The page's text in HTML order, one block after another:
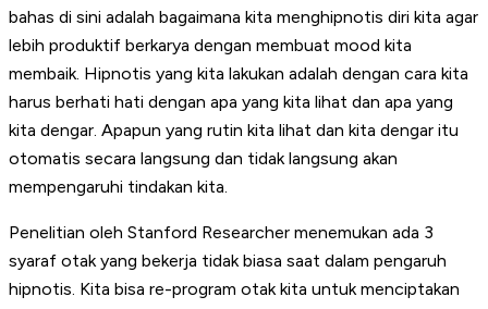
bahas di sini adalah bagaimana kita menghipnotis diri kita agar
lebih produktif berkarya dengan membuat mood kita
membaik. Hipnotis yang kita lakukan adalah dengan cara kita
harus berhati hati dengan apa yang kita lihat dan apa yang
kita dengar. Apapun yang rutin kita lihat dan kita dengar itu
otomatis secara langsung dan tidak langsung akan
mempengaruhi tindakan kita.
Penelitian oleh Stanford Researcher menemukan ada 3
syaraf otak yang bekerja tidak biasa saat dalam pengaruh
hipnotis. Kita bisa re-program otak kita untuk menciptakan